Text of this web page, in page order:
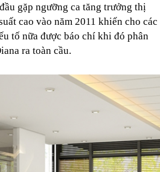
gặp ngưỡng ca tăng trưởng thị
cao vào năm 2011 khiến cho các
tố nữa được báo chí khi đó phân
ra toàn cầu.